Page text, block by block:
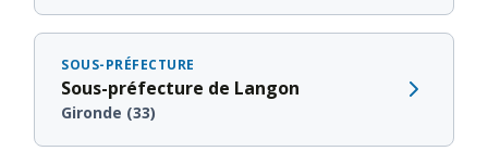
SOUS-PRÉFECTURE
Sous-préfecture de Langon
Gironde (33)